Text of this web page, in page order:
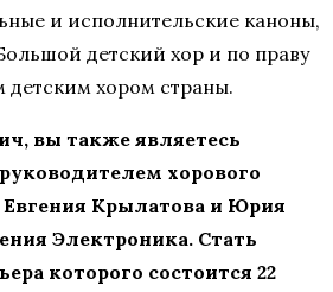
и исполнительские каноны,
детский хор и по праву
детским хором страны.
вы также являетесь
хорового
Крылатова и Юрия
Электроника. Стать
которого состоится 22